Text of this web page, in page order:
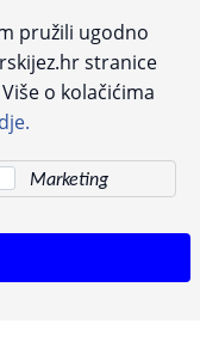
osigurati što preciznije
garantirati potpunu
e-maila:info@morskijez.hr
pružili ugodno
stranice
o kolačićima
Marketing